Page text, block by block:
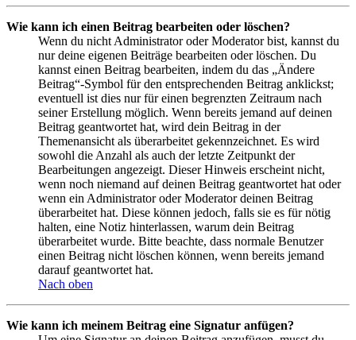
Wie kann ich einen Beitrag bearbeiten oder löschen?
Wenn du nicht Administrator oder Moderator bist, kannst du
nur deine eigenen Beiträge bearbeiten oder löschen. Du
kannst einen Beitrag bearbeiten, indem du das „Ändere
Beitrag“-Symbol für den entsprechenden Beitrag anklickst;
eventuell ist dies nur für einen begrenzten Zeitraum nach
seiner Erstellung möglich. Wenn bereits jemand auf deinen
Beitrag geantwortet hat, wird dein Beitrag in der
Themenansicht als überarbeitet gekennzeichnet. Es wird
sowohl die Anzahl als auch der letzte Zeitpunkt der
Bearbeitungen angezeigt. Dieser Hinweis erscheint nicht,
wenn noch niemand auf deinen Beitrag geantwortet hat oder
wenn ein Administrator oder Moderator deinen Beitrag
überarbeitet hat. Diese können jedoch, falls sie es für nötig
halten, eine Notiz hinterlassen, warum dein Beitrag
überarbeitet wurde. Bitte beachte, dass normale Benutzer
einen Beitrag nicht löschen können, wenn bereits jemand
darauf geantwortet hat.
Nach oben
Wie kann ich meinem Beitrag eine Signatur anfügen?